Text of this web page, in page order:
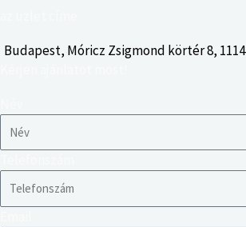
Budapest, Móricz Zsigmond körtér 8, 1114